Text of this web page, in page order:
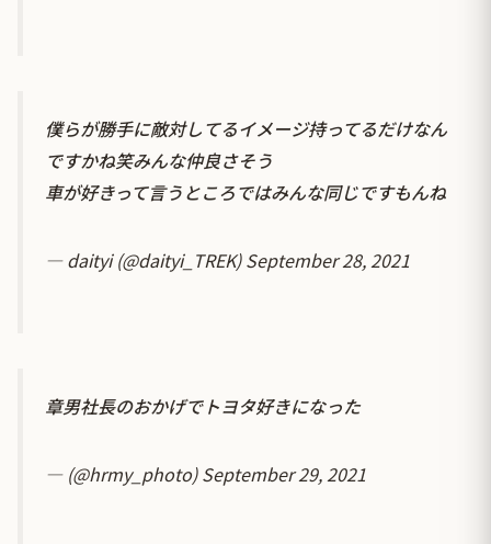
僕らが勝手に敵対してるイメージ持ってるだけなん
ですかね笑みんな仲良さそう
車が好きって言うところではみんな同じですもんね
— daityi (@daityi_TREK)September 28, 2021
章男社長のおかげでトヨタ好きになった
— (@hrmy_photo)September 29, 2021